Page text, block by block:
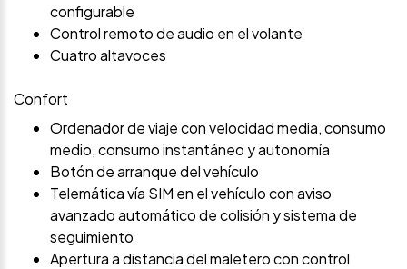
configurable
Control remoto de audio en el volante
Cuatro altavoces
Confort
Ordenador de viaje con velocidad media, consumo
medio, consumo instantáneo y autonomía
Botón de arranque del vehículo
Telemática vía SIM en el vehículo con aviso
avanzado automático de colisión y sistema de
seguimiento
Apertura a distancia del maletero con control